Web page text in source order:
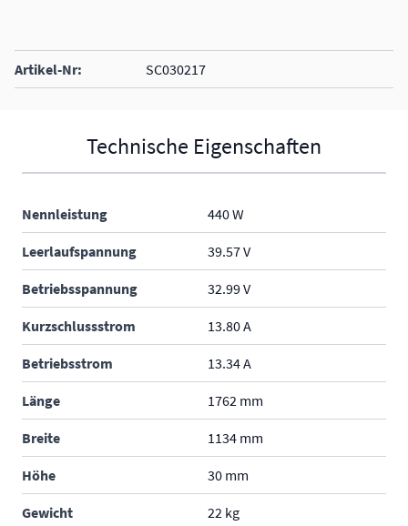
Artikel-Nr: SC030217
Technische Eigenschaften
Nennleistung 440 W
Leerlaufspannung 39.57 V
Betriebsspannung 32.99 V
Kurzschlussstrom 13.80 A
Betriebsstrom 13.34 A
Länge 1762 mm
Breite 1134 mm
Höhe 30 mm
Gewicht 22 kg